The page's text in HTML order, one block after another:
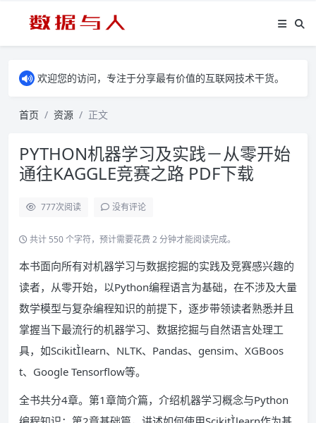
欢迎您的访问，专注于分享最有价值的互联网技术干货。
首页 资源 正文
PYTHON机器学习及实践－从零开始
通往KAGGLE竞赛之路 PDF下载
777次阅读 没有评论
共计 550 个字符，预计需要花费 2 分钟才能阅读完成。
本书面向所有对机器学习与数据挖掘的实践及竞赛感兴趣的
读者，从零开始，以Python编程语言为基础，在不涉及大量
数学模型与复杂编程知识的前提下，逐步带领读者熟悉并且
掌握当下最流行的机器学习、数据挖掘与自然语言处理工
具，如Scikitlearn、NLTK、Pandas、gensim、XGBoos
t、Google Tensorflow等。
全书共分4章。第1章简介篇，介绍机器学习概念与Python